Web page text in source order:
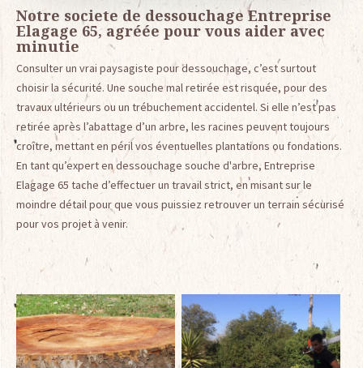
Notre societe de dessouchage Entreprise
Elagage 65, agréée pour vous aider avec
minutie
Consulter un vrai paysagiste pour dessouchage, c’est surtout
choisir la sécurité. Une souche mal retirée est risquée, pour des
travaux ultérieurs ou un trébuchement accidentel. Si elle n’est pas
retirée après l’abattage d’un arbre, les racines peuvent toujours
croître, mettant en péril vos éventuelles plantations ou fondations.
En tant qu’expert en dessouchage souche d'arbre, Entreprise
Elagage 65 tache d’effectuer un travail strict, en misant sur le
moindre détail pour que vous puissiez retrouver un terrain sécurisé
pour vos projet à venir.